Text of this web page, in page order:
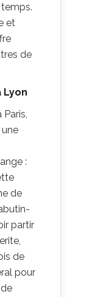
et
de
Lyon
Paris,
:
de
partir
de
pour